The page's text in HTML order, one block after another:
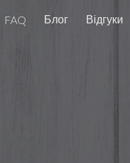
FAQ Блог Відгуки